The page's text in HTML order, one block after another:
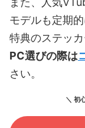
モデルも定期的
特典のステッ
PC選びの際は
さい。
＼ 初